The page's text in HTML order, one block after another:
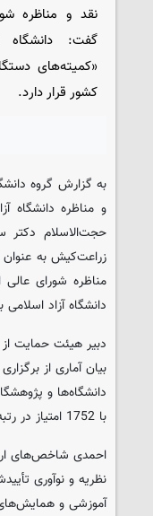
نقد و مناظره
گفت:
«کمیته‌های
کشور قرار دارد.
به گزارش گروه
و مناظره دانشگاه
حجت‌الاسلام دکتر
زراعت‌کیش به
مناظره شورای
دانشگاه آزاد اسلامی
دبیر هیئت حمایت
بیان آماری از
دانشگاه‌ها و
با 1752 امتیاز در رتبه نخست کشور قرار دارد.
احمدی شاخص‌های
نظریه و نوآوری
آموزشی و همایش‌های